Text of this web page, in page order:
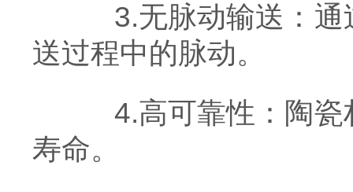
3.无脉动输送：通
送过程中的脉动。
4.高可靠性：陶瓷
寿命。